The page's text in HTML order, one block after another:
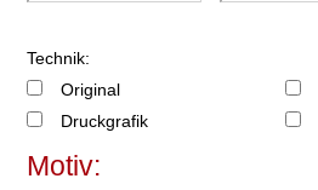
Technik:
Original
Druckgrafik
Motiv: